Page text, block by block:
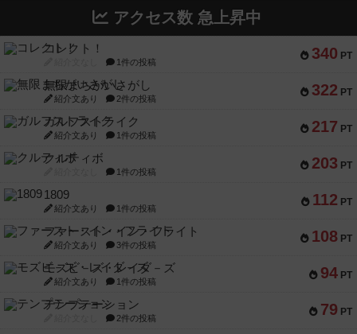
アクセス数 急上昇中
340 PT
コレクト！
1件の投稿
322 PT
無限まちがいさがし
紹介文あり 2件の投稿
217 PT
ガルフストライク
紹介文あり 1件の投稿
203 PT
クルティボ
1件の投稿
112 PT
1809
紹介文あり 1件の投稿
108 PT
ファースト・イン・フライト
紹介文あり 3件の投稿
94 PT
モズビ－ズ・レイダ－ズ
紹介文あり 1件の投稿
79 PT
テンプテーション
2件の投稿